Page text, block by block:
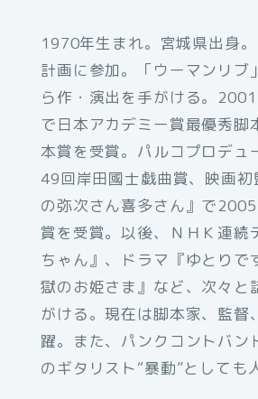
1970年生まれ。宮城県出身
計画に参加。「ウーマンリブ
ら作・演出を手がける。2001
で日本アカデミー賞最優秀脚
本賞を受賞。パルコプロデュ
49回岸田國士戯曲賞、映画
の弥次さん喜多さん』で
賞を受賞。以後、ＮＨＫ連続
ちゃん』、ドラマ『ゆとりで
獄のお姫さま』など、次々と
がける。現在は脚本家、監督
躍。また、パンクコントバン
のギタリスト“暴動”としても